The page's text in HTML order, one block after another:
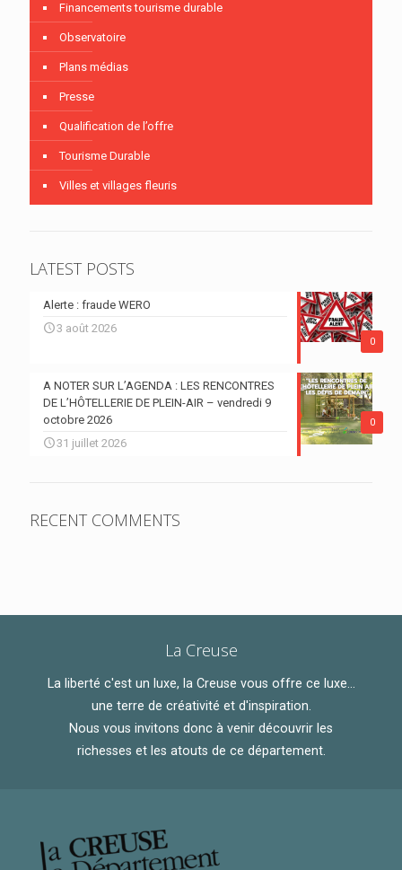
Financements tourisme durable
Observatoire
Plans médias
Presse
Qualification de l’offre
Tourisme Durable
Villes et villages fleuris
LATEST POSTS
0
Alerte : fraude WERO
3 août 2026
0
A NOTER SUR L’AGENDA : LES RENCONTRES
DE L’HÔTELLERIE DE PLEIN-AIR – vendredi 9
octobre 2026
31 juillet 2026
RECENT COMMENTS
La Creuse
La liberté c'est un luxe, la Creuse vous offre ce luxe...
une terre de créativité et d'inspiration.
Nous vous invitons donc à venir découvrir les
richesses et les atouts de ce département.